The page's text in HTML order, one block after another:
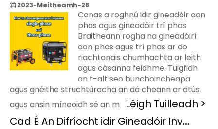
2023-Meitheamh-28
Conas a roghnú idir gineadóir aon
phas agus gineadóir trí phas
Braitheann rogha na gineadóirí
aon phas agus trí phas ar do
riachtanais chumhachta ar leith
agus cásanna feidhme. Tuigfidh
an t-alt seo bunchoincheapa
agus gnéithe struchtúracha an dá cheann ar dtús,
agus ansin míneoidh sé an m Léigh Tuilleadh >
Cad É An Difríocht idir Gineadóir Inverter Agus Gnáth-Ghineadóir